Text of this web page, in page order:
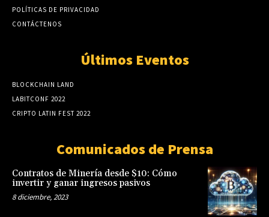
POLÍTICAS DE PRIVACIDAD
CONTÁCTENOS
Últimos Eventos
BLOCKCHAIN LAND
LABITCONF 2022
CRIPTO LATIN FEST 2022
Comunicados de Prensa
Contratos de Minería desde $10: Cómo
invertir y ganar ingresos pasivos
8 diciembre, 2023